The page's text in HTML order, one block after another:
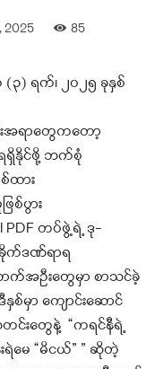
2025 85
) ရက်၊ ၂၀၂၅ ခုနှစ်
အရာတွေကတော့
ရှိနိုင်ဖို့ ဘက်စုံ
ထား
စ်ပွား
တပ်ဖွဲ့ရဲ့ ဒု-
ခိုက်ဒဏ်ရာရ
က်အဦးတွေမှာ စာသင်ခဲ့
ာ ကျောင်းဆောင်
င်းတွေနဲ့ “ကရင်နီရဲ့
ရဲမေ “မိငယ်” ” ဆိုတဲ့